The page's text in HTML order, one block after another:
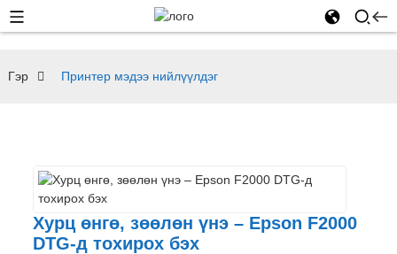
Гэр Принтер мэдээ нийлүүлдэг
Хурц өнгө, зөөлөн үнэ – Epson F2000
DTG-д тохирох бэх